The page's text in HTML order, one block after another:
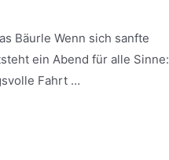
Bäurle Wenn sich sanfte
ein Abend für alle Sinne:
Fahrt …